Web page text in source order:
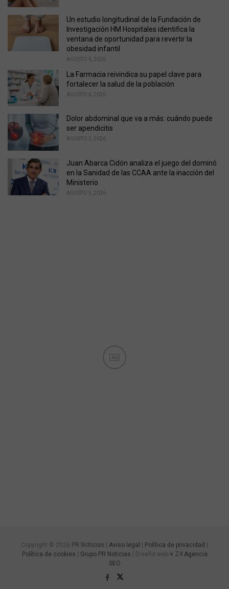
e
Un estudio longitudinal de la Fundación de
Investigación HM Hospitales identifica la
ventana de oportunidad para revertir la
obesidad infantil
AGOSTO 6, 2026
La Farmacia reivindica su papel clave para
fortalecer la salud de la población
AGOSTO 6, 2026
Dolor abdominal que va a más: cuándo puede
ser apendicitis
AGOSTO 5, 2026
Juan Abarca Cidón analiza el juego del dominó
en la Sanidad de las CCAA ante la inacción del
Ministerio
AGOSTO 5, 2026
Ad
Copyright © 2026 PR Noticias | Aviso legal | Política de privacidad |
Política de cookies | Grupo PR Noticias | Diseño web ♥ Z4 Agencia
SEO